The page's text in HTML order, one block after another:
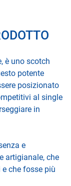
è uno scotch
potente
posizionato
al single
in
e
artigianale, che
che fosse più